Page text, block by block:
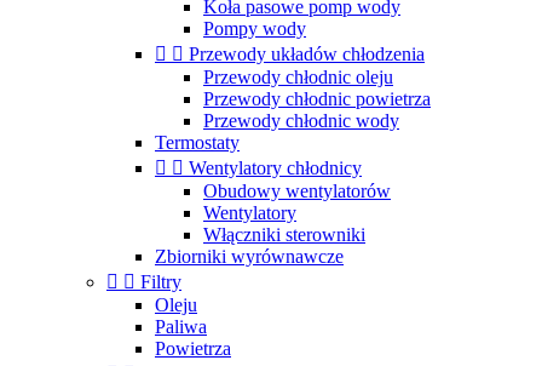
Koła pasowe pomp wody
Pompy wody
  Przewody układów chłodzenia
Przewody chłodnic oleju
Przewody chłodnic powietrza
Przewody chłodnic wody
Termostaty
  Wentylatory chłodnicy
Obudowy wentylatorów
Wentylatory
Włączniki sterowniki
Zbiorniki wyrównawcze
  Filtry
Oleju
Paliwa
Powietrza